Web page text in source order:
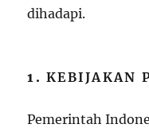
dihadapi.
1.KEBIJAKAN
Pemerintah